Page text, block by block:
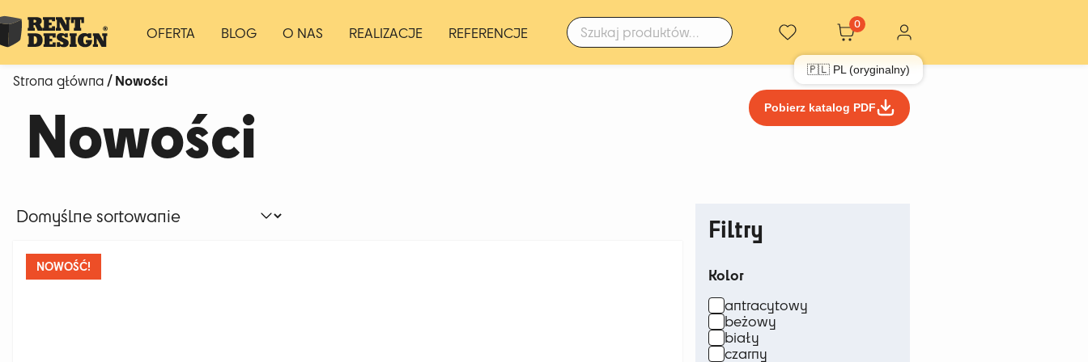
Szukaj:
OFERTA BLOG O NAS REALIZACJE REFERENCJE
0
🇵🇱 PL (oryginalny)
Strona główna/ Nowości
Nowości Pobierz katalog PDF
Filtry
Kolor
antracytowy
beżowy
biały
czarny
NOWOŚĆ!